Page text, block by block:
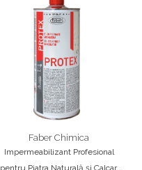
Faber Chimica
Impermeabilizant Profesional
pentru Piatra Naturală și Calcar,